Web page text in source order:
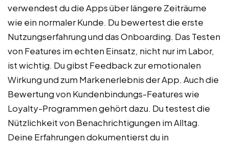
verwendest du die Apps über längere Zeiträume
wie ein normaler Kunde. Du bewertest die erste
Nutzungserfahrung und das Onboarding. Das Testen
von Features im echten Einsatz, nicht nur im Labor,
ist wichtig. Du gibst Feedback zur emotionalen
Wirkung und zum Markenerlebnis der App. Auch die
Bewertung von Kundenbindungs-Features wie
Loyalty-Programmen gehört dazu. Du testest die
Nützlichkeit von Benachrichtigungen im Alltag.
Deine Erfahrungen dokumentierst du in